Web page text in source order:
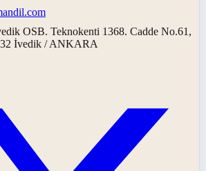
OSB. Teknokenti 1368. Cadde No.61,
İvedik / ANKARA